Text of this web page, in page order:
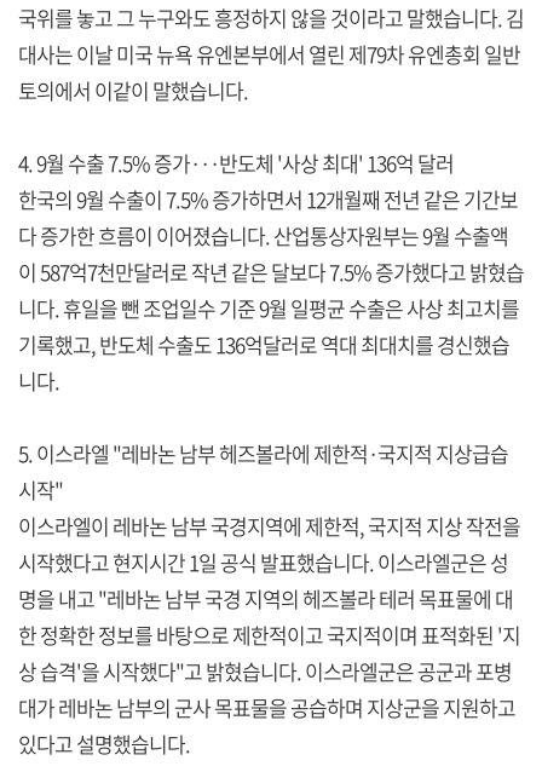
국위를 놓고 그 누구와도 흥정하지 않을 것이라고 말했습니다. 김
대사는 이날 미국 뉴욕 유엔본부에서 열린 제79차 유엔총회 일반
토의에서 이같이 말했습니다.
4. 9월 수출 7.5% 증가···반도체 '사상 최대' 136억 달러
한국의 9월 수출이 7.5% 증가하면서 12개월째 전년 같은 기간보
다 증가한 흐름이 이어졌습니다. 산업통상자원부는 9월 수출액
이 587억7천만달러로 작년 같은 달보다 7.5% 증가했다고 밝혔습
니다. 휴일을 뺀 조업일수 기준 9월 일평균 수출은 사상 최고치를
기록했고, 반도체 수출도 136억달러로 역대 최대치를 경신했습
니다.
5. 이스라엘 "레바논 남부 헤즈볼라에 제한적·국지적 지상급습
시작"
이스라엘이 레바논 남부 국경지역에 제한적, 국지적 지상 작전을
시작했다고 현지시간 1일 공식 발표했습니다. 이스라엘군은 성
명을 내고 "레바논 남부 국경 지역의 헤즈볼라 테러 목표물에 대
한 정확한 정보를 바탕으로 제한적이고 국지적이며 표적화된 '지
상 습격'을 시작했다"고 밝혔습니다. 이스라엘군은 공군과 포병
대가 레바논 남부의 군사 목표물을 공습하며 지상군을 지원하고
있다고 설명했습니다.